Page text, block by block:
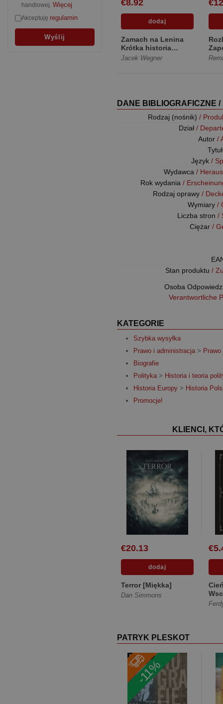
handlowej. Więcej
Akceptuję regulamin
€8.92
Zamach na Lenina
Krótka historia
"Ruchu" [Miękka]
Jacek Wegner
DANE BIBLIOGRAFICZNE
Rodzaj (nośnik) /
Dział /
Autor /
Język /
Wydawca /
Rok wydania /
Rodzaj oprawy /
Wymiary /
Liczba stron /
Ciężar /
Stan produktu /
Osoba
Verantwortliche
KATEGORIE
Szybka wysyłka
Prawo i administracja > Prawo
Biografie
Polityka > Historia i teoria
Historia Europy > Historia
Promocje!
KLIENCI,
€20.13
Terror [Miękka]
Dan Simmons
PATRYK PLESKOT
-11%